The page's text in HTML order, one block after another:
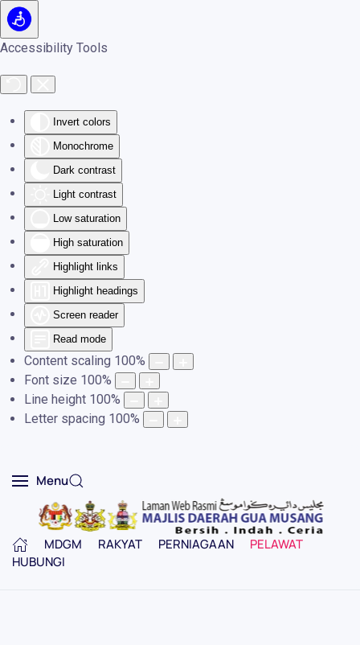
Accessibility Tools
Invert colors
Monochrome
Dark contrast
Light contrast
Low saturation
High saturation
Highlight links
Highlight headings
Screen reader
Read mode
Content scaling 100%
Font size 100%
Line height 100%
Letter spacing 100%
Skip to main content
Menu
MDGM RAKYAT PERNIAGAAN
PELAWAT
HUBUNGI